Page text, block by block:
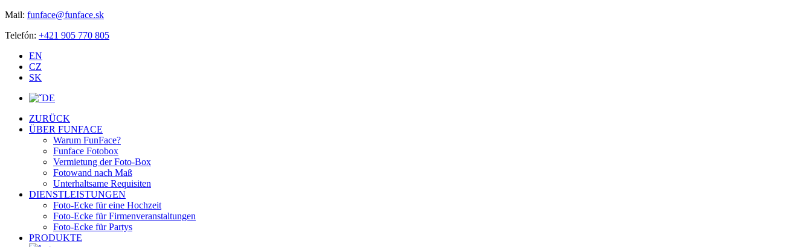
Mail: funface@funface.sk
Telefón: +421 905 770 805
EN
CZ
SK
DE
ZURÜCK
ÜBER FUNFACE
Warum FunFace?
Funface Fotobox
Vermietung der Foto-Box
Fotowand nach Maß
Unterhaltsame Requisiten
DIENSTLEISTUNGEN
Foto-Ecke für eine Hochzeit
Foto-Ecke für Firmenveranstaltungen
Foto-Ecke für Partys
PRODUKTE